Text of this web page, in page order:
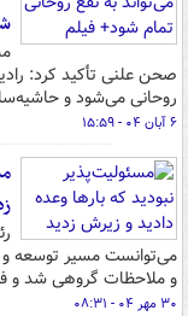
صحن علنی تأکید کرد:
روحانی می‌شود و
۶ آبان ۰۴ - ۱۵:۵۹
می‌توانست مسیر توسعه و
و ملاحظات گروهی شد
۳۰ مهر ۰۴ - ۰۸:۳۱